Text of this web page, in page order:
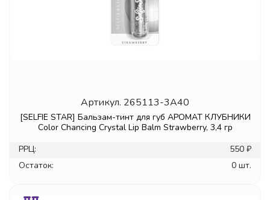
Артикул. 265113-3A40
[SELFIE STAR] Бальзам-тинт для губ АРОМАТ КЛУБНИКИ
Color Chancing Crystal Lip Balm Strawberry, 3,4 гр
РРЦ:
550 ₽
Остаток:
0 шт.